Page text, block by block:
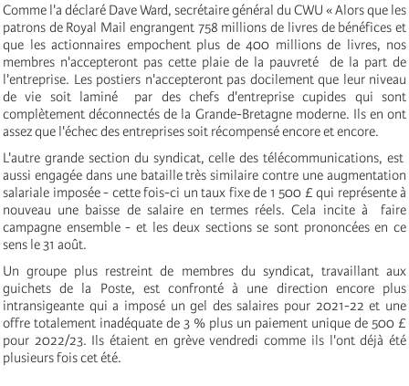
Comme l'a déclaré Dave Ward, secrétaire général du CWU « Alors que les
patrons de Royal Mail engrangent 758 millions de livres de bénéfices et
que les actionnaires empochent plus de 400 millions de livres, nos
membres n'accepteront pas cette plaie de la pauvreté de la part de
l'entreprise. Les postiers n'accepteront pas docilement que leur niveau
de vie soit laminé par des chefs d'entreprise cupides qui sont
complètement déconnectés de la Grande-Bretagne moderne. Ils en ont
assez que l'échec des entreprises soit récompensé encore et encore.
L'autre grande section du syndicat, celle des télécommunications, est
aussi engagée dans une bataille très similaire contre une augmentation
salariale imposée - cette fois-ci un taux fixe de 1 500 £ qui représente à
nouveau une baisse de salaire en termes réels. Cela incite à faire
campagne ensemble - et les deux sections se sont prononcées en ce
sens le 31 août.
Un groupe plus restreint de membres du syndicat, travaillant aux
guichets de la Poste, est confronté à une direction encore plus
intransigeante qui a imposé un gel des salaires pour 2021-22 et une
offre totalement inadéquate de 3 % plus un paiement unique de 500 £
pour 2022/23. Ils étaient en grève vendredi comme ils l'ont déjà été
plusieurs fois cet été.